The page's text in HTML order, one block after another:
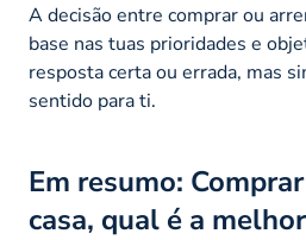
A decisão entre comprar ou
base nas tuas prioridades e
resposta certa ou errada, mas
sentido para ti.
Em resumo:
casa, qual é a